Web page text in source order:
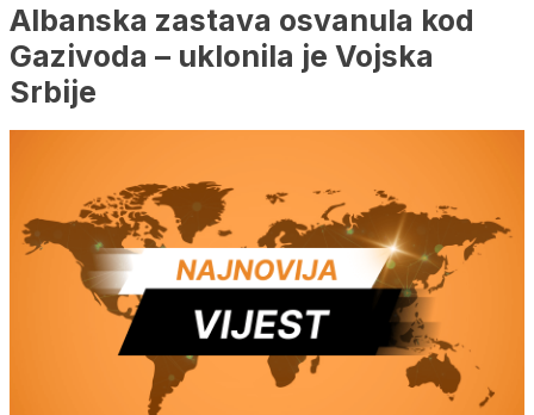
Albanska zastava osvanula kod
Gazivoda – uklonila je Vojska
Srbije